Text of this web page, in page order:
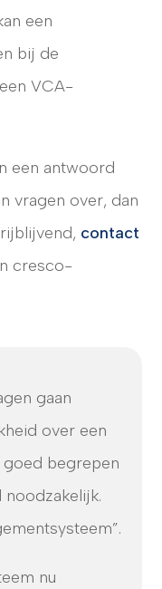
een
bij de
VCA-
een antwoord
vragen over, dan
contact
cresco-
gaan
over een
goed begrepen
nu